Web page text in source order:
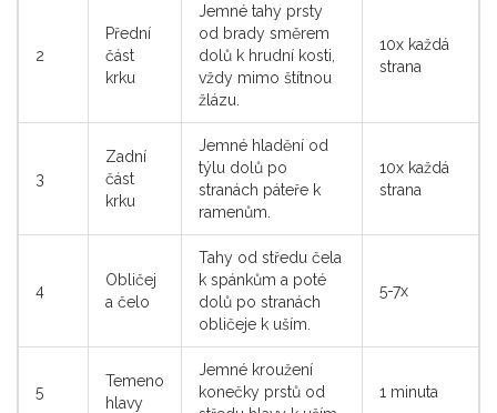
2
Přední
část
krku
Jemné tahy prsty
od brady směrem
dolů k hrudní kosti,
vždy mimo štítnou
žlázu.
10x každá
strana
3
Zadní
část
krku
Jemné hladění od
týlu dolů po
stranách páteře k
ramenům.
10x každá
strana
4
Obličej
a čelo
Tahy od středu čela
k spánkům a poté
dolů po stranách
obličeje k uším.
5-7x
5
Temeno
hlavy
Jemné kroužení
konečky prstů od
1 minuta